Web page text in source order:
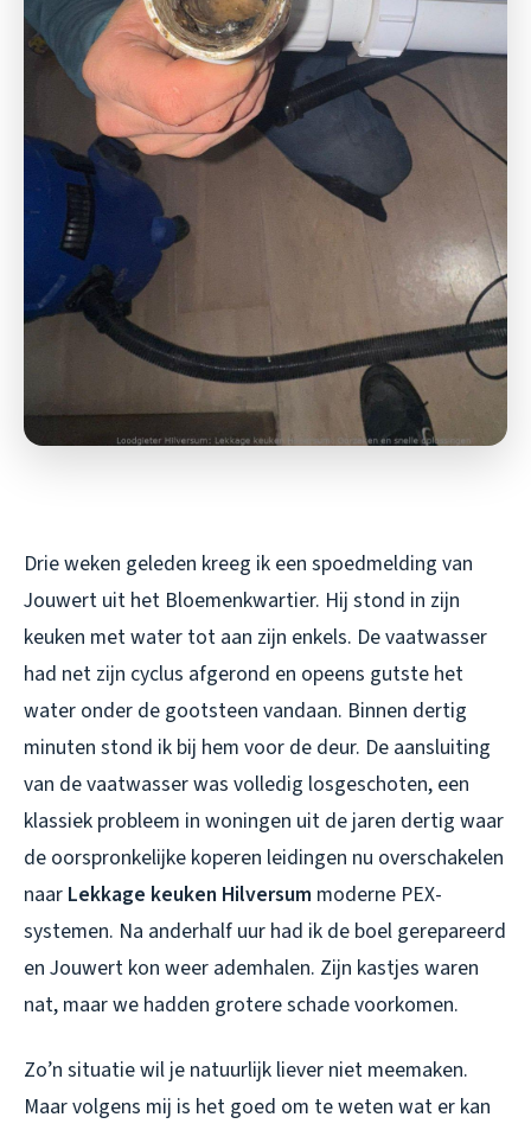
Drie weken geleden kreeg ik een spoedmelding van
Jouwert uit het Bloemenkwartier. Hij stond in zijn
keuken met water tot aan zijn enkels. De vaatwasser
had net zijn cyclus afgerond en opeens gutste het
water onder de gootsteen vandaan. Binnen dertig
minuten stond ik bij hem voor de deur. De aansluiting
van de vaatwasser was volledig losgeschoten, een
klassiek probleem in woningen uit de jaren dertig waar
de oorspronkelijke koperen leidingen nu overschakelen
naar Lekkage keuken Hilversum moderne PEX-
systemen. Na anderhalf uur had ik de boel gerepareerd
en Jouwert kon weer ademhalen. Zijn kastjes waren
nat, maar we hadden grotere schade voorkomen.
Zo’n situatie wil je natuurlijk liever niet meemaken.
Maar volgens mij is het goed om te weten wat er kan